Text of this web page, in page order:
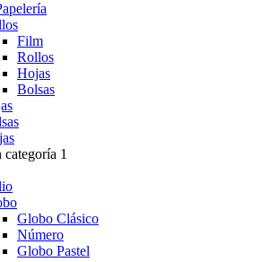
Film
Rollos
Hojas
Bolsas
Globo Clásico
Número
Globo Pastel